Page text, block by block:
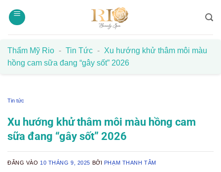
qua
Thẩm Mỹ Rio - Tin Tức - Xu hướng khử thâm môi màu
hồng cam sữa đang “gây sốt” 2026
Tin tức
Xu hướng khử thâm môi màu hồng cam
sữa đang “gây sốt” 2026
ĐĂNG VÀO 10 THÁNG 9, 2025 BỞI PHẠM THANH TÂM